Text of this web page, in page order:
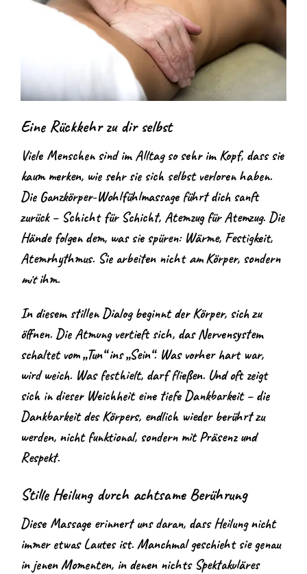
Eine Rückkehr zu dir selbst
Viele Menschen sind im Alltag so sehr im Kopf, dass sie
kaum merken, wie sehr sie sich selbst verloren haben.
Die Ganzkörper-Wohlfühlmassage führt dich sanft
zurück – Schicht für Schicht, Atemzug für Atemzug. Die
Hände folgen dem, was sie spüren: Wärme, Festigkeit,
Atemrhythmus. Sie arbeiten nicht amKörper, sondern
mitihm.
In diesem stillen Dialog beginnt der Körper, sich zu
öffnen. Die Atmung vertieft sich, das Nervensystem
schaltet vom „Tun“ ins „Sein“. Was vorher hart war,
wird weich. Was festhielt, darf fließen. Und oft zeigt
sich in dieser Weichheit eine tiefe Dankbarkeit – die
Dankbarkeit des Körpers, endlich wieder berührt zu
werden, nicht funktional, sondern mit Präsenz und
Respekt.
Stille Heilung durch achtsame Berührung
Diese Massage erinnert uns daran, dass Heilung nicht
immer etwas Lautes ist. Manchmal geschieht sie genau
in jenen Momenten, in denen nichts Spektakuläres